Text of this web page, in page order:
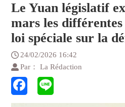
Le Yuan législatif
mars les
loi spéciale sur la
24/02/2026 16:42
Par： La Rédaction